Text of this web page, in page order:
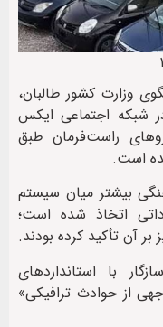
وزارت کشور طالبان،
پیامی در شبکه اجتماعی ایکس
راست‌فرمان طبق
است.
بیشتر میان سیستم
اتخاذ شده است؛
آن تأکید کرده بودند.
با استانداردهای
از حوادث ترافیکی»